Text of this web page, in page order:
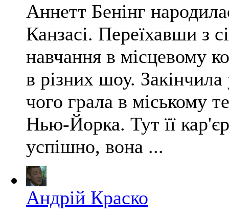
Аннетт Бенінг
Канзасі. Переїхавши з
навчання в місцевому
в різних шоу. Закінчила
чого грала в міському
Нью-Йорка. Тут її
успішно, вона ...
Андрій Краско